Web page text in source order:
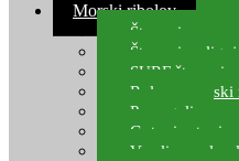
Morski ribolov
Štapovi za
Štapovi za
SURF štapovi
Role za
Parangali
Gotovi setovi
Varalice za lov